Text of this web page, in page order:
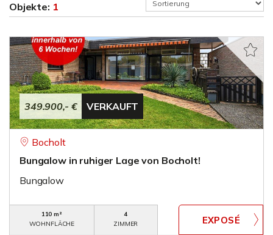
Objekte: 1
349.900,- € VERKAUFT
Bocholt
Bungalow in ruhiger Lage von Bocholt!
Bungalow
110 m²
WOHNFLÄCHE
4
ZIMMER